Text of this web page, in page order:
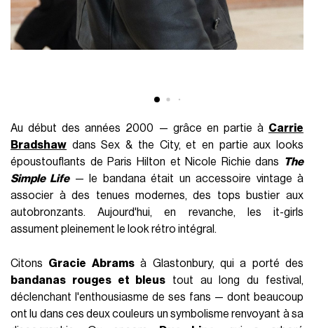
Au début des années 2000 — grâce en partie à Carrie
Bradshaw dans Sex & the City, et en partie aux looks
époustouflants de Paris Hilton et Nicole Richie dans
The
Simple Life— le bandana était un accessoire vintage à
associer à des tenues modernes, des tops bustier aux
autobronzants. Aujourd'hui, en revanche, les it-girls
assument pleinement le look rétro intégral.
Citons Gracie Abramsà Glastonbury, qui a porté des
bandanas rouges et bleus tout au long du festival,
déclenchant l'enthousiasme de ses fans — dont beaucoup
ont lu dans ces deux couleurs un symbolisme renvoyant à sa